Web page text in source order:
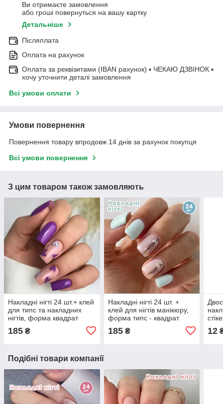
Ви отримаєте замовлення
або гроші повернуться на вашу картку
Детальніше
Післяплата
Оплата на рахунок
Оплата за реквізитами (IBAN рахунок) ▪ ЧЕКАЮ ДЗВІНОК ▪
хочу уточнити деталі замовлення
Всі умови оплати
Умови повернення
Повернення товару впродовж 14 днів за рахунок покупця
Всі умови повернення
З цим товаром також замовляють
Накладні нігті 24 шт.+ клей
для типс та накладних
нігтів, форма квадрат
185 ₴
Накладні нігті 24 шт. +
клей для нігтів манікюру,
форма типс - квадрат
185₴ 12
Подібні товари компанії